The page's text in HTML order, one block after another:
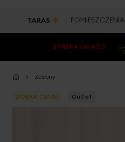
TARAS ☀ POMIESZCZENIA
STREFA OKAZJI
Zasłony
DOBRA CENA! Outlet